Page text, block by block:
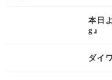
本日
g』
ダイ